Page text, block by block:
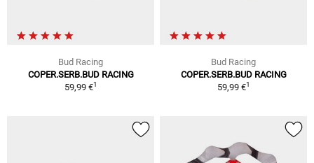
Bud Racing
COPER.SERB.BUD RACING
59,99 €1
Bud Racing
COPER.SERB.BUD RACING
59,99 €1